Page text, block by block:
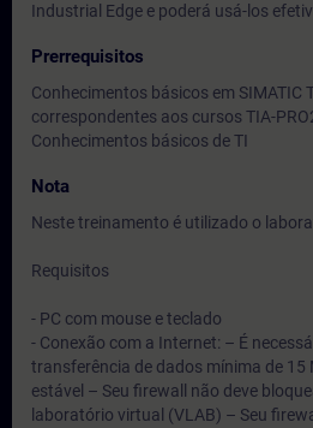
Industrial Edge e poderá usá-los
Prerrequisitos
Conhecimentos básicos em SIMATIC
correspondentes aos cursos TIA-
Conhecimentos básicos de TI
Nota
Neste treinamento é utilizado o
Requisitos
- PC com mouse e teclado
- Conexão com a Internet: – É
transferência de dados mínima de
estável – Seu firewall não deve
laboratório virtual (VLAB) – Seu